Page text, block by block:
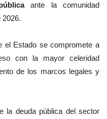
ante la comunidad
2026.
el Estado se compromete a
con la mayor celeridad
de los marcos legales y
la deuda pública del sector